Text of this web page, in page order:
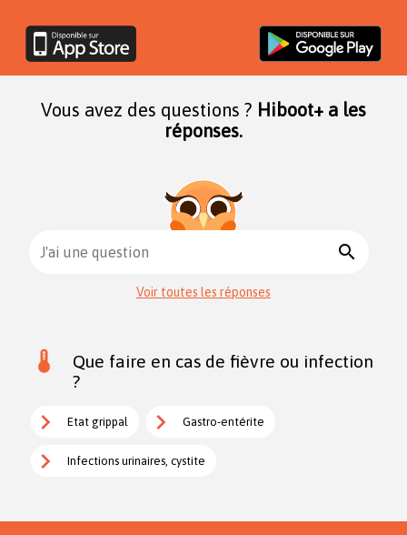
Vous avez des questions ? Hiboot+ a les
réponses.
J'ai une question search
Voir toutes les réponses
Que faire en cas de fièvre ou infection
?
Etat grippal Gastro-entérite
Infections urinaires, cystite